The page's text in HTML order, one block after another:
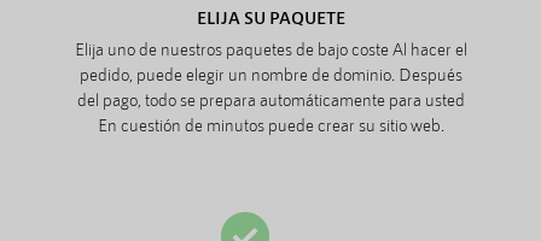
ELIJA SU PAQUETE
Elija uno de nuestros paquetes de bajo coste Al hacer el
pedido, puede elegir un nombre de dominio. Después
del pago, todo se prepara automáticamente para usted
En cuestión de minutos puede crear su sitio web.